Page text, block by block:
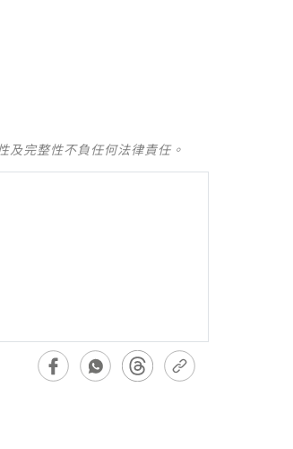
及完整性不負任何法律責任。